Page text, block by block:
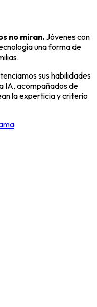
no miran. Jóvenes con
una forma de
sus habilidades
IA, acompañados de
la experticia y criterio